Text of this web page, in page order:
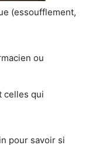
(essoufflement,
ou
celles qui
pour savoir si